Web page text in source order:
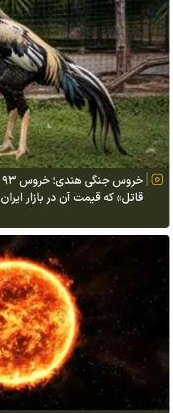
قاتل» که قیمت آن در بازار ایران ۲۰۰ میلیون تومان است